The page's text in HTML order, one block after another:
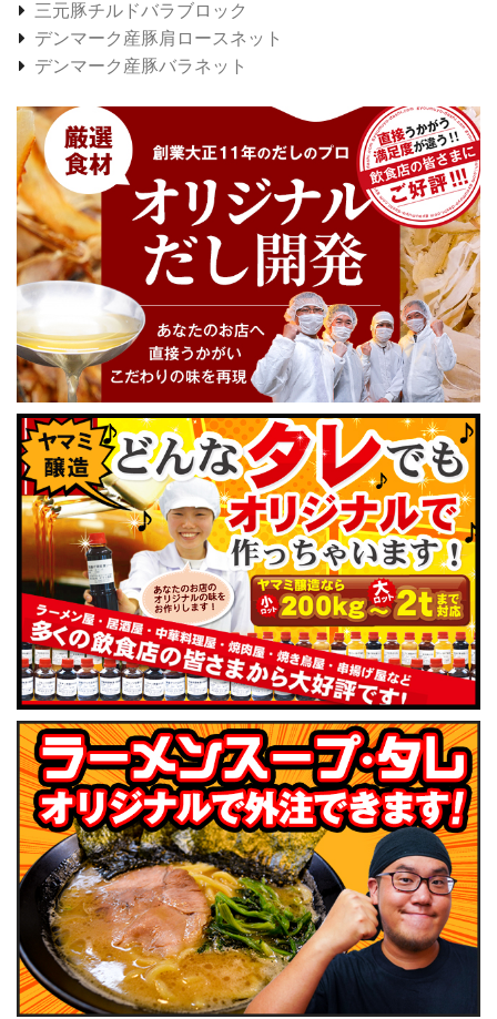
三元豚チルドバラブロック
デンマーク産豚肩ロースネット
デンマーク産豚バラネット